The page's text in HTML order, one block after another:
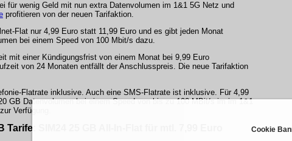
für wenig Geld mit nun extra Datenvolumen im 1&1 5G Netz und
profitieren von der neuen Tarifaktion.
Flat nur 4,99 Euro statt 11,99 Euro und es gibt jeden Monat
bei einem Speed von 100 Mbit/s dazu.
mit einer Kündigungsfrist von einem Monat bei 9,99 Euro
von 24 Monaten entfällt der Anschlusspreis. Die neue Tarifaktion
Flatrate inklusive. Auch eine SMS-Flatrate ist inklusive. Für 4,99
GB Datenvolumen bei einem Speed von bis zu 100 MBit/s im im 1&1
Verfügung.
Tarife: SIM24 25 GB All-In-Flat für mtl. 7,99 Euro Cookie